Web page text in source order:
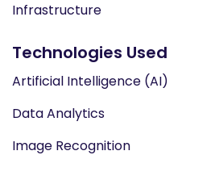
Infrastructure
Technologies Used
Artificial Intelligence (AI)
Data Analytics
Image Recognition